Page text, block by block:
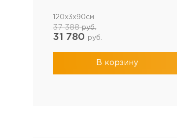
120x3x90см
37 388руб.
31 780 руб.
В корзину